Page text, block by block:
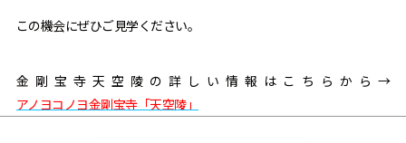
この機会にぜひご見学ください。
金剛宝寺天空陵の詳しい情報はこちらから→
アノヨコノヨ金剛宝寺「天空陵」